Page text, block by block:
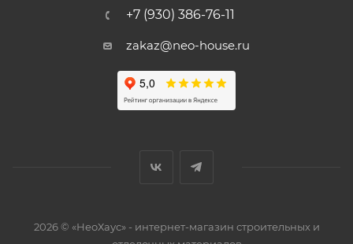
+7 (930) 386-76-11
zakaz@neo-house.ru
2026 © «НеоХаус» - интернет-магазин строительных и